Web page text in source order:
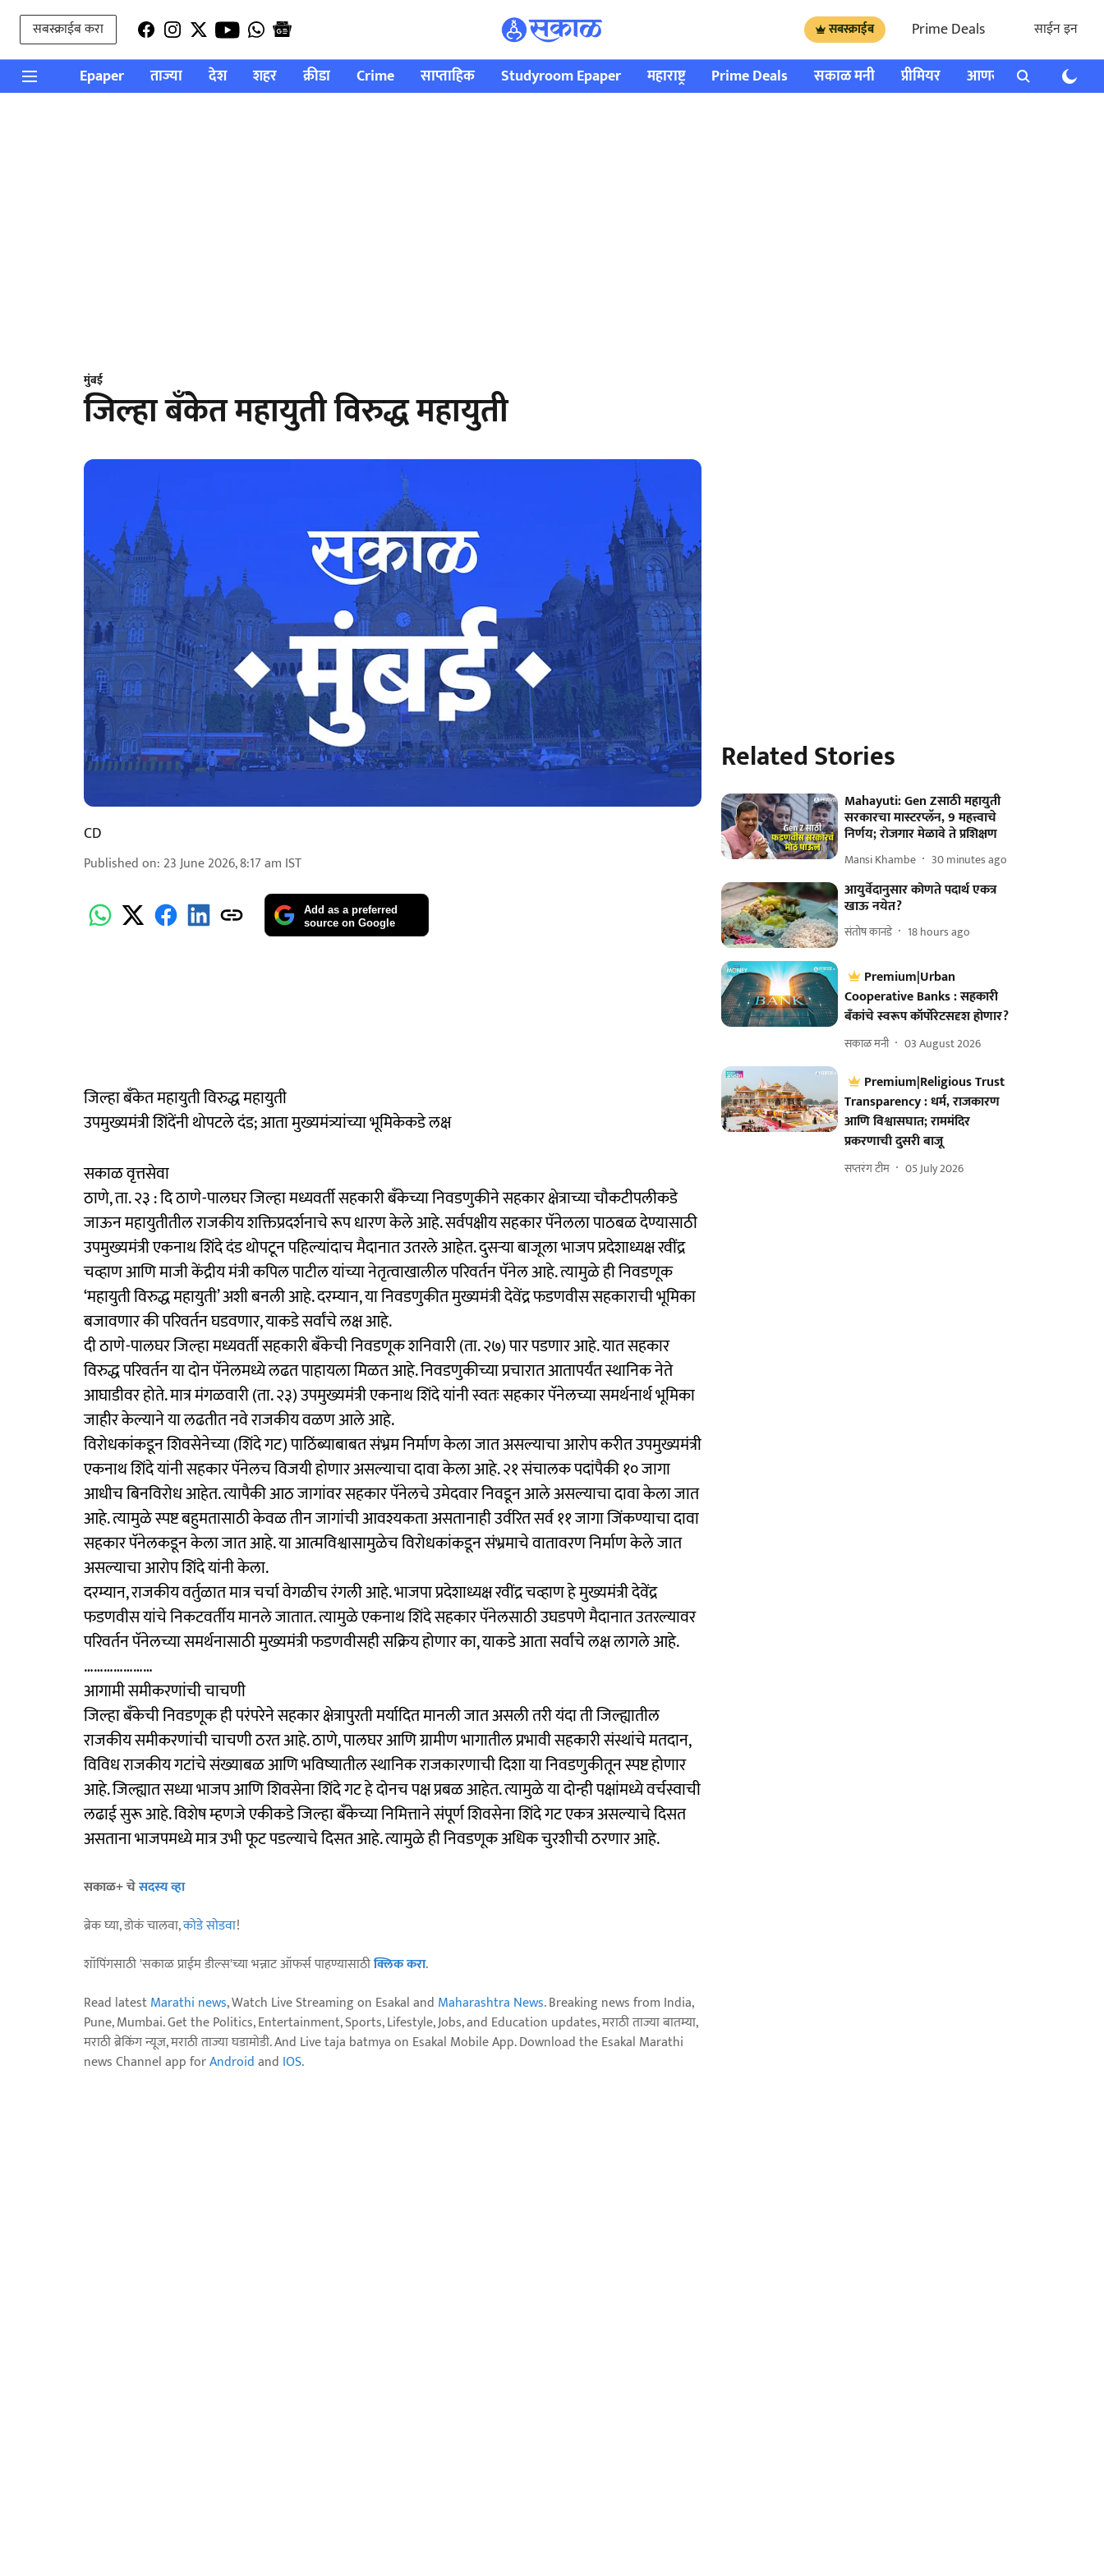
सबस्क्राईब करा सबस्क्राईब Prime Deals साईन इन
Epaper ताज्या देश शहर क्रीडा Crime साप्ताहिक Studyroom Epaper महाराष्ट्र Prime Deals सकाळ मनी प्रीमियर आणखी राशी भविष्य
मुंबई
जिल्हा बँकेत महायुती विरुद्ध महायुती
CD
Published on: 23 June 2026, 8:17 am IST
Add as a preferred
source on Google
जिल्हा बँकेत महायुती विरुद्ध महायुती
उपमुख्यमंत्री शिंदेंनी थोपटले दंड; आता मुख्यमंत्र्यांच्या भूमिकेकडे लक्ष
सकाळ वृत्तसेवा
ठाणे, ता. २३ : दि ठाणे-पालघर जिल्हा मध्यवर्ती सहकारी बँकेच्या निवडणुकीने सहकार क्षेत्राच्या चौकटीपलीकडे
जाऊन महायुतीतील राजकीय शक्तिप्रदर्शनाचे रूप धारण केले आहे. सर्वपक्षीय सहकार पॅनेलला पाठबळ देण्यासाठी
उपमुख्यमंत्री एकनाथ शिंदे दंड थोपटून पहिल्यांदाच मैदानात उतरले आहेत. दुसऱ्या बाजूला भाजप प्रदेशाध्यक्ष रवींद्र
चव्हाण आणि माजी केंद्रीय मंत्री कपिल पाटील यांच्या नेतृत्वाखालील परिवर्तन पॅनेल आहे. त्यामुळे ही निवडणूक
‘महायुती विरुद्ध महायुती’ अशी बनली आहे. दरम्यान, या निवडणुकीत मुख्यमंत्री देवेंद्र फडणवीस सहकाराची भूमिका
बजावणार की परिवर्तन घडवणार, याकडे सर्वांचे लक्ष आहे.
दी ठाणे-पालघर जिल्हा मध्यवर्ती सहकारी बँकेची निवडणूक शनिवारी (ता. २७) पार पडणार आहे. यात सहकार
विरुद्ध परिवर्तन या दोन पॅनेलमध्ये लढत पाहायला मिळत आहे. निवडणुकीच्या प्रचारात आतापर्यंत स्थानिक नेते
आघाडीवर होते. मात्र मंगळवारी (ता. २३) उपमुख्यमंत्री एकनाथ शिंदे यांनी स्वतः सहकार पॅनेलच्या समर्थनार्थ भूमिका
जाहीर केल्याने या लढतीत नवे राजकीय वळण आले आहे.
विरोधकांकडून शिवसेनेच्या (शिंदे गट) पाठिंब्याबाबत संभ्रम निर्माण केला जात असल्याचा आरोप करीत उपमुख्यमंत्री
एकनाथ शिंदे यांनी सहकार पॅनेलच विजयी होणार असल्याचा दावा केला आहे. २१ संचालक पदांपैकी १० जागा
आधीच बिनविरोध आहेत. त्यापैकी आठ जागांवर सहकार पॅनेलचे उमेदवार निवडून आले असल्याचा दावा केला जात
आहे. त्यामुळे स्पष्ट बहुमतासाठी केवळ तीन जागांची आवश्यकता असतानाही उर्वरित सर्व ११ जागा जिंकण्याचा दावा
सहकार पॅनेलकडून केला जात आहे. या आत्मविश्वासामुळेच विरोधकांकडून संभ्रमाचे वातावरण निर्माण केले जात
असल्याचा आरोप शिंदे यांनी केला.
दरम्यान, राजकीय वर्तुळात मात्र चर्चा वेगळीच रंगली आहे. भाजपा प्रदेशाध्यक्ष रवींद्र चव्हाण हे मुख्यमंत्री देवेंद्र
फडणवीस यांचे निकटवर्तीय मानले जातात. त्यामुळे एकनाथ शिंदे सहकार पॅनेलसाठी उघडपणे मैदानात उतरल्यावर
परिवर्तन पॅनेलच्या समर्थनासाठी मुख्यमंत्री फडणवीसही सक्रिय होणार का, याकडे आता सर्वांचे लक्ष लागले आहे.
…………………
आगामी समीकरणांची चाचणी
जिल्हा बँकेची निवडणूक ही परंपरेने सहकार क्षेत्रापुरती मर्यादित मानली जात असली तरी यंदा ती जिल्ह्यातील
राजकीय समीकरणांची चाचणी ठरत आहे. ठाणे, पालघर आणि ग्रामीण भागातील प्रभावी सहकारी संस्थांचे मतदान,
विविध राजकीय गटांचे संख्याबळ आणि भविष्यातील स्थानिक राजकारणाची दिशा या निवडणुकीतून स्पष्ट होणार
आहे. जिल्ह्यात सध्या भाजप आणि शिवसेना शिंदे गट हे दोनच पक्ष प्रबळ आहेत. त्यामुळे या दोन्ही पक्षांमध्ये वर्चस्वाची
लढाई सुरू आहे. विशेष म्हणजे एकीकडे जिल्हा बँकेच्या निमित्ताने संपूर्ण शिवसेना शिंदे गट एकत्र असल्याचे दिसत
असताना भाजपमध्ये मात्र उभी फूट पडल्याचे दिसत आहे. त्यामुळे ही निवडणूक अधिक चुरशीची ठरणार आहे.
सकाळ+ चेसदस्य व्हा
ब्रेक घ्या, डोकं चालवा,कोडे सोडवा!
शॉपिंगसाठी 'सकाळ प्राईम डील्स'च्या भन्नाट ऑफर्स पाहण्यासाठीक्लिक करा.
Read latestMarathi news, Watch Live Streaming on Esakal and Maharashtra News. Breaking news from India,
Pune, Mumbai. Get the Politics, Entertainment, Sports, Lifestyle, Jobs, and Education updates, मराठी ताज्या बातम्या,
मराठी ब्रेकिंग न्यूज, मराठी ताज्या घडामोडी. And Live taja batmya on Esakal Mobile App. Download the Esakal Marathi
news Channel app forAndroidand IOS.
Related Stories
Mahayuti: Gen Zसाठी महायुती
सरकारचा मास्टरप्लॅन, 9 महत्त्वाचे
निर्णय; रोजगार मेळावे ते प्रशिक्षण
Mansi Khambe 30 minutes ago
आयुर्वेदानुसार कोणते पदार्थ एकत्र
खाऊ नयेत?
संतोष कानडे 18 hours ago
Premium|Urban
Cooperative Banks : सहकारी
बँकांचे स्वरूप कॉर्पोरेटसदृश होणार?
सकाळ मनी 03 August 2026
Premium|Religious Trust
Transparency : धर्म, राजकारण
आणि विश्वासघात; राममंदिर
प्रकरणाची दुसरी बाजू
सप्तरंग टीम 05 July 2026